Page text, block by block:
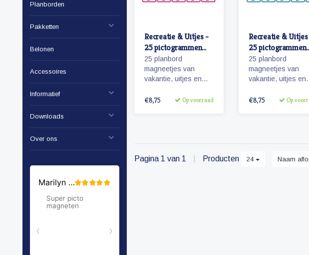
Planborden
Pakketten
Belonen
Accessoires
Informatief
Downloads
Over ons
Recreatie & Uitjes -
25 pictogrammen
(meisje)
25 planbord
magneetjes van
vakantie, uitjes en
Aantrekkelijk en
€8,75 Op voorraad
Recreatie &
25 pictogrammen
(jongen)
25 planbord
magneetjes van
vakantie, uitjes en
Aantrekkelijk en
€8,75 Op
Pagina 1 van 1 Producten 24 Naam